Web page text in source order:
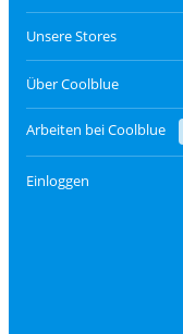
Unsere Stores
Über Coolblue
Arbeiten bei Coolblue
Einloggen